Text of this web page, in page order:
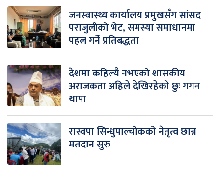
जनस्वास्थ्य कार्यालय प्रमुखसँग सांसद
पराजुलीको भेट, समस्या समाधानमा
पहल गर्ने प्रतिबद्धता
देशमा कहिल्यै नभएको शासकीय
अराजकता अहिले देखिरहेको छुः गगन
थापा
रास्वपा सिन्धुपाल्चोकको नेतृत्व छान्न
मतदान सुरु